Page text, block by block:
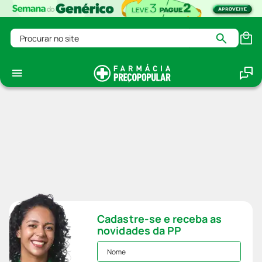
Procurar no site
Cadastre-se e receba as
novidades da PP